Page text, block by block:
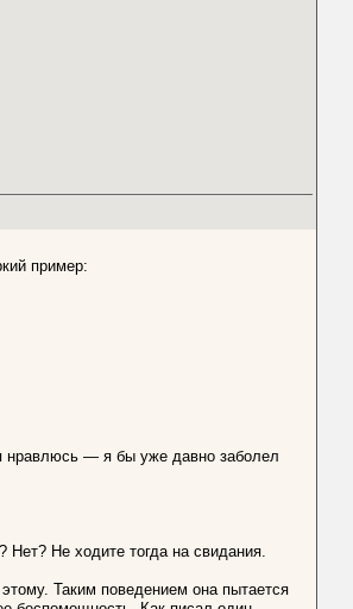
пример:
нравлюсь — я бы уже давно заболел
Нет? Не ходите тогда на свидания.
Таким поведением она пытается